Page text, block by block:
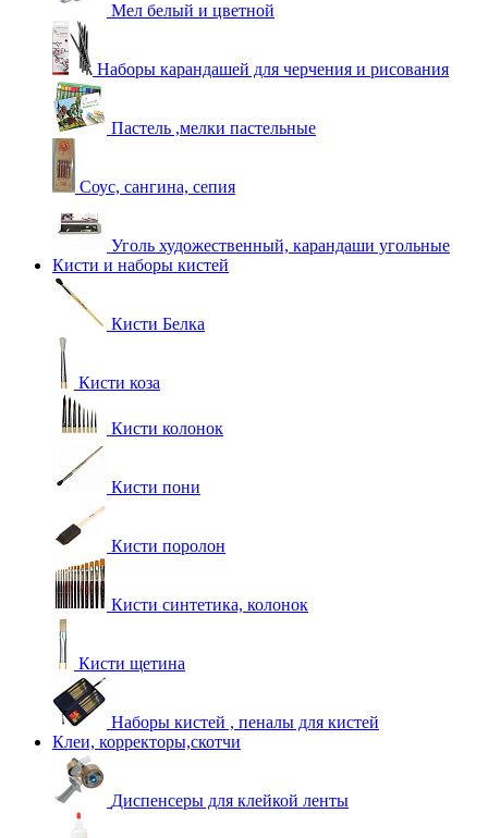
Мел белый и цветной
Наборы карандашей для черчения и рисования
Пастель ,мелки пастельные
Соус, сангина, сепия
Уголь художественный, карандаши угольные
Кисти и наборы кистей
Кисти Белка
Кисти коза
Кисти колонок
Кисти пони
Кисти поролон
Кисти синтетика, колонок
Кисти щетина
Наборы кистей , пеналы для кистей
Клеи, корректоры,скотчи
Диспенсеры для клейкой ленты